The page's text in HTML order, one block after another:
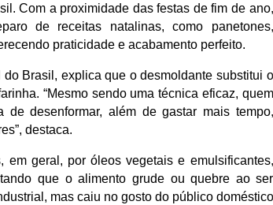
Com a proximidade das festas de fim de ano,
de receitas natalinas, como panetones,
praticidade e acabamento perfeito.
Brasil, explica que o desmoldante substitui o
“Mesmo sendo uma técnica eficaz, quem
desenformar, além de gastar mais tempo,
destaca.
em geral, por óleos vegetais e emulsificantes,
que o alimento grude ou quebre ao ser
mas caiu no gosto do público doméstico